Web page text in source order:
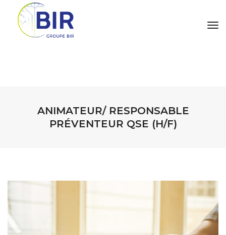
ANIMATEUR/ RESPONSABLE
PRÉVENTEUR QSE (H/F)